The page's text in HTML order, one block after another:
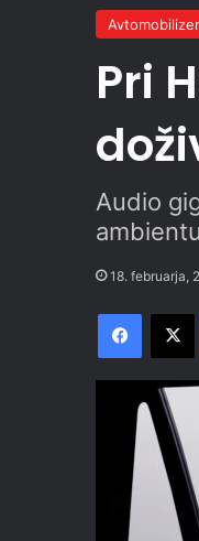
Pri
Audio
18. februarja,
X